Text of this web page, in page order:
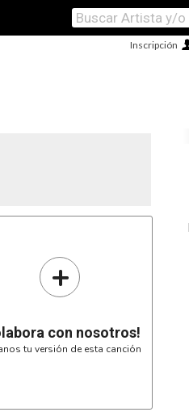
Inscripción
+
con nosotros!
tu versión de esta canción